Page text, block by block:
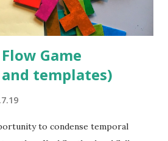
Game
templates)
to condense temporal